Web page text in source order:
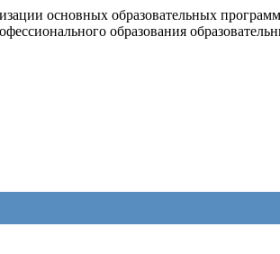
основных образовательных
образования